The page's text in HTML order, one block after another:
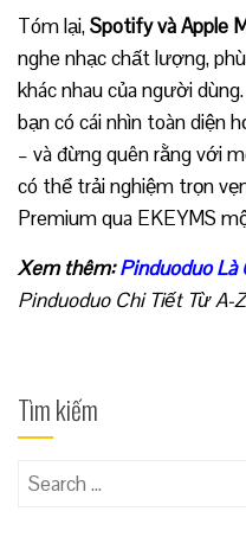
Tóm lại,Spotify và Apple
nghe nhạc chất lượng,
khác nhau của người
bạn có cái nhìn toàn diện
– và đừng quên rằng với
có thể trải nghiệm trọn
Premium qua EKEYMS
Xem thêm:Pinduoduo Là
Pinduoduo Chi Tiết Từ A-Z
Tìm kiếm
Search